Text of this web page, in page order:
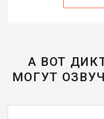
А ВОТ
МОГУТ